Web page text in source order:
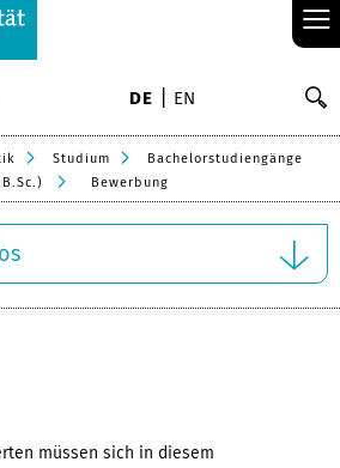
≡
DE EN
Studium
Bachelorstudiengänge
Bewerbung
müssen sich in diesem